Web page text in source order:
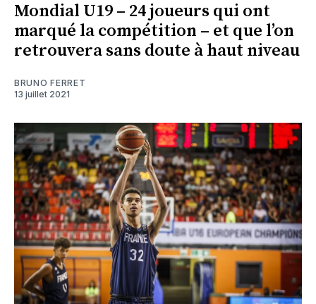
Mondial U19 – 24 joueurs qui ont
marqué la compétition – et que l’on
retrouvera sans doute à haut niveau
BRUNO FERRET
13 juillet 2021